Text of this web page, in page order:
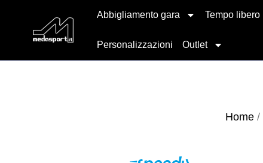
Abbigliamento gara Tempo libero
Personalizzazioni Outlet
Home /